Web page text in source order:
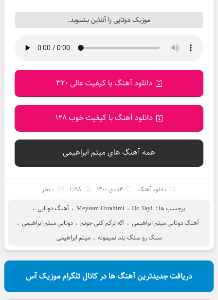
موزیک دوتایی را آنلاین بشنوید.
دانلود آهنگ با کیفیت عالی 320
دانلود آهنگ با کیفیت خوب 128
همه آهنگ های میثم ابراهیمی
دانلود آهنگ 13 دی 1400 1,198 0 نظر
برچسب ها : Do Tayi ، Meysam Ebrahimi ، آهنگ دوتایی ،
آهنگ دوتایی میثم ابراهیمی ، اگه ترکم کنی جونم ، دوتایی میثم ابراهیمی ،
سنگ رو سنگ بند نمیمونه ، میثم ابراهیمی
دریافت جدیدترین آهنگ ها در کانال تلگرام موزیک آس